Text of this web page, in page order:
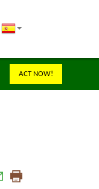
ACT NOW!